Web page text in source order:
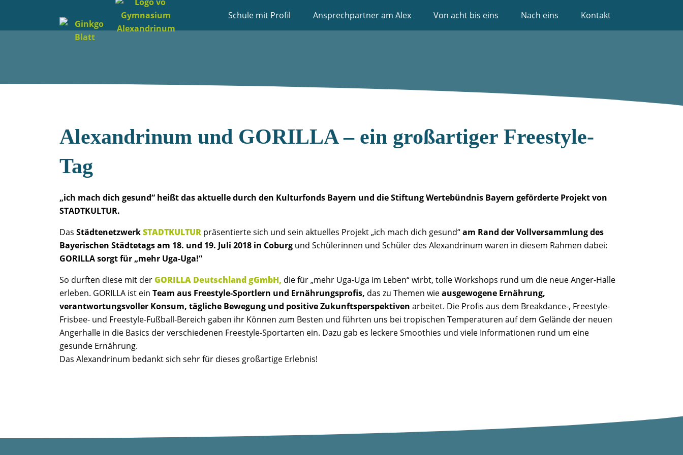
Schule mit Profil Ansprechpartner am Alex Von acht bis eins Nach eins Kontakt
Alexandrinum und GORILLA – ein großartiger Freestyle-
Tag
„ich mach dich gesund“ heißt das aktuelle durch den Kulturfonds Bayern und die Stiftung Wertebündnis Bayern geförderte Projekt von
STADTKULTUR.
Das StädtenetzwerkSTADTKULTUR präsentierte sich und sein aktuelles Projekt „ich mach dich gesund“am Rand der Vollversammlung des
Bayerischen Städtetags am 18. und 19. Juli 2018 in Coburg und Schülerinnen und Schüler des Alexandrinum waren in diesem Rahmen dabei:
GORILLA sorgt für „mehr Uga-Uga!“
So durften diese mit derGORILLA Deutschland gGmbH, die für „mehr Uga-Uga im Leben“ wirbt, tolle Workshops rund um die neue Anger-Halle
erleben. GORILLA ist ein Team aus Freestyle-Sportlern und Ernährungsprofis, das zu Themen wieausgewogene Ernährung,
verantwortungsvoller Konsum, tägliche Bewegung und positive Zukunftsperspektiven arbeitet. Die Profis aus dem Breakdance-, Freestyle-
Frisbee- und Freestyle-Fußball-Bereich gaben ihr Können zum Besten und führten uns bei tropischen Temperaturen auf dem Gelände der neuen
Angerhalle in die Basics der verschiedenen Freestyle-Sportarten ein. Dazu gab es leckere Smoothies und viele Informationen rund um eine
gesunde Ernährung.
Das Alexandrinum bedankt sich sehr für dieses großartige Erlebnis!